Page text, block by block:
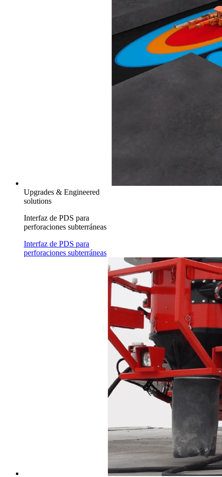
Upgrades & Engineered
solutions
Interfaz de PDS para
perforaciones subterráneas
Interfaz de PDS para
perforaciones subterráneas